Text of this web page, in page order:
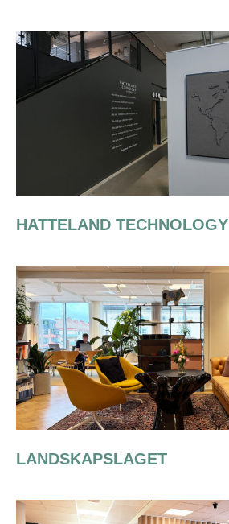
HATTELAND TECHNOLOGY
LANDSKAPSLAGET